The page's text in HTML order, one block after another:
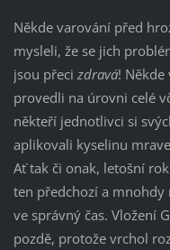
Někde varování před
mysleli, že se jich
jsou přeci zdravá! Někde
provedli na úrovni celé
někteří jednotlivci si
aplikovali kyselinu
Ať tak či onak, letošní
ten předchozí a mnohdy
ve správný čas. Vložení
pozdě, protože vrchol